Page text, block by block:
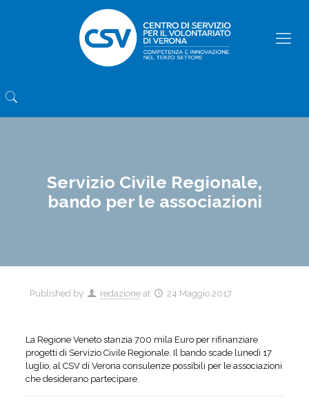
Servizio Civile Regionale,
bando per le associazioni
Published by redazione at 24 Maggio 2017
La Regione Veneto stanzia 700 mila Euro per rifinanziare
progetti di Servizio Civile Regionale. Il bando scade lunedì 17
luglio, al CSV di Verona consulenze possibili per le associazioni
che desiderano partecipare.